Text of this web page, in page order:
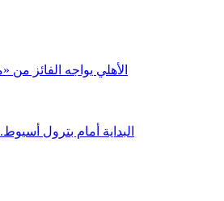
الأهلي يواجه الفائز من
البداية أمام بترول